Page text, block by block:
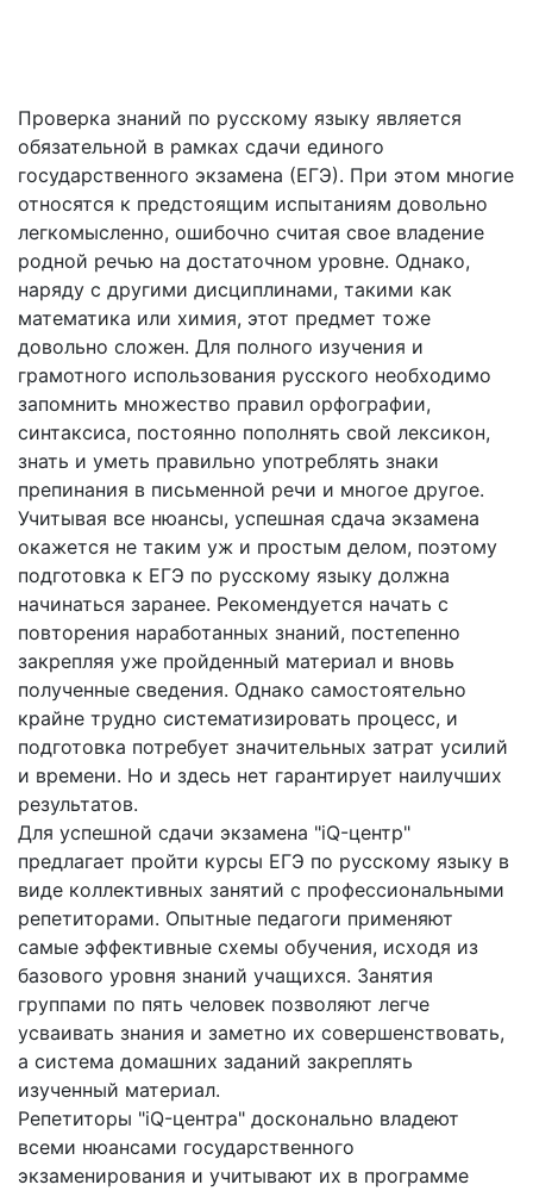
Проверка знаний по русскому языку является
обязательной в рамках сдачи единого
государственного экзамена (ЕГЭ). При этом многие
относятся к предстоящим испытаниям довольно
легкомысленно, ошибочно считая свое владение
родной речью на достаточном уровне. Однако,
наряду с другими дисциплинами, такими как
математика или химия, этот предмет тоже
довольно сложен. Для полного изучения и
грамотного использования русского необходимо
запомнить множество правил орфографии,
синтаксиса, постоянно пополнять свой лексикон,
знать и уметь правильно употреблять знаки
препинания в письменной речи и многое другое.
Учитывая все нюансы, успешная сдача экзамена
окажется не таким уж и простым делом, поэтому
подготовка к ЕГЭ по русскому языку должна
начинаться заранее. Рекомендуется начать с
повторения наработанных знаний, постепенно
закрепляя уже пройденный материал и вновь
полученные сведения. Однако самостоятельно
крайне трудно систематизировать процесс, и
подготовка потребует значительных затрат усилий
и времени. Но и здесь нет гарантирует наилучших
результатов.
Для успешной сдачи экзамена "iQ-центр"
предлагает пройти курсы ЕГЭ по русскому языку в
виде коллективных занятий с профессиональными
репетиторами. Опытные педагоги применяют
самые эффективные схемы обучения, исходя из
базового уровня знаний учащихся. Занятия
группами по пять человек позволяют легче
усваивать знания и заметно их совершенствовать,
а система домашних заданий закреплять
изученный материал.
Репетиторы "iQ-центра" досконально владеют
всеми нюансами государственного
экзаменирования и учитывают их в программе